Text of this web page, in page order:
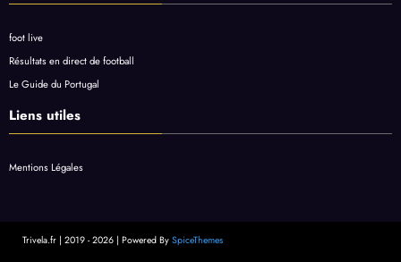
foot live
Résultats en direct de football
Le Guide du Portugal
Liens utiles
Mentions Légales
Trivela.fr | 2019 - 2026 | Powered By SpiceThemes